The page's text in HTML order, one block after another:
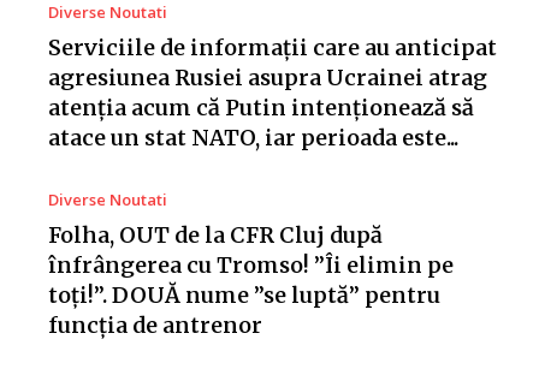
Diverse Noutati
Serviciile de informații care au anticipat
agresiunea Rusiei asupra Ucrainei atrag
atenția acum că Putin intenționează să
atace un stat NATO, iar perioada este...
Diverse Noutati
Folha, OUT de la CFR Cluj după
înfrângerea cu Tromso! ”Îi elimin pe
toți!”. DOUĂ nume ”se luptă” pentru
funcția de antrenor